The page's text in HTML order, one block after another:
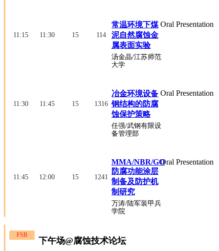
11:15 11:30 15 114
常温环境下煤
泥自然腐蚀金
属表面实验
汤金晶/江苏师范
大学
Oral Presentation
11:30 11:45 15 1316
冶金环境设备
钢结构的防腐
蚀保护策略
任强/武钢有限设
备管理部
Oral Presentation
11:45 12:00 15 1241
MMA/NBR/GO
防腐功能涂层
制备及防护机
制研究
万涛/陆军装甲兵
学院
Oral Presentation
FSB
下午场@腐蚀技术论坛